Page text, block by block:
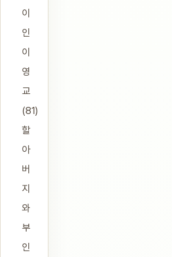
이
인
이
영
교
(81)
할
아
버
지
와
부
인